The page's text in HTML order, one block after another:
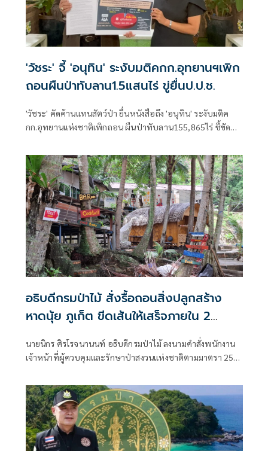
'วัชระ' จี้ 'อนุทิน' ระงับมติคกก.อุทยานฯเพิก
ถอนผืนป่าทับลาน1.5แสนไร่ ขู่ยื่นป.ป.ช.
'วัชระ' คัดค้านแทนสัตว์ป่า ยื่นหนังสือถึง 'อนุทิน' ระงับมติค
กก.อุทยานแห่งชาติเพิกถอน ผืนป่าทับลาน155,865ไร่ ชี้ขัด
ปปช.สอบทั้งครม.
อธิบดีกรมป่าไม้ สั่งรื้อถอนสิ่งปลูกสร้าง
หาดนุ้ย ภูเก็ต ขีดเส้นให้เสร็จภายใน 2
นายนิกร ศิรโรจนานนท์ อธิบดีกรมป่าไม้ ลงนามคำสั่งพนักงาน
เจ้าหน้าที่ผู้ควบคุมและรักษาป่าสงวนแห่งชาติตามมาตรา 25